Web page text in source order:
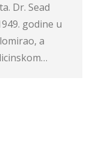
Dr. Sead
godine u
a